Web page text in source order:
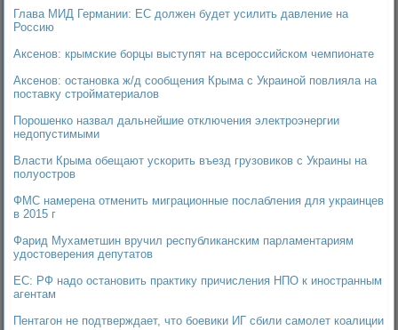
Глава МИД Германии: ЕС должен будет усилить давление на
Россию
Аксенов: крымские борцы выступят на всероссийском чемпионате
Аксенов: остановка ж/д сообщения Крыма с Украиной повлияла на
поставку стройматериалов
Порошенко назвал дальнейшие отключения электроэнергии
недопустимыми
Власти Крыма обещают ускорить въезд грузовиков с Украины на
полуостров
ФМС намерена отменить миграционные послабления для украинцев
в 2015 г
Фарид Мухаметшин вручил республиканским парламентариям
удостоверения депутатов
ЕС: РФ надо остановить практику причисления НПО к иностранным
агентам
Пентагон не подтверждает, что боевики ИГ сбили самолет коалиции